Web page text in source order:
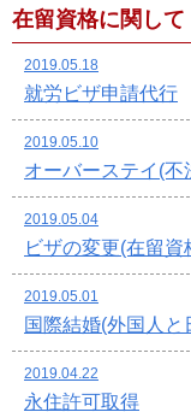
在留資格に関して
2019.05.18
就労ビザ申請代行
2019.05.10
オーバーステイ(不
2019.05.04
ビザの変更(在留資
2019.05.01
国際結婚(外国人と
2019.04.22
永住許可取得